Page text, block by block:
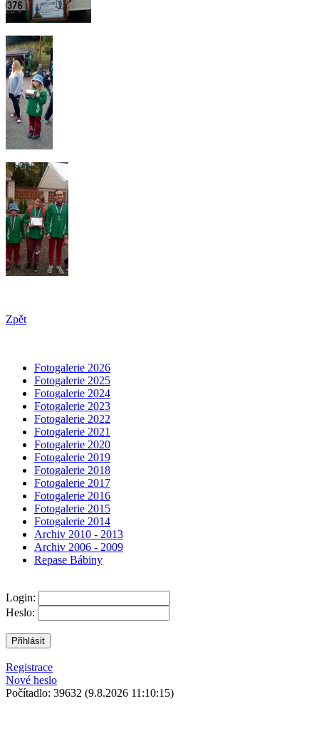
Zpět
Fotogalerie 2026
Fotogalerie 2025
Fotogalerie 2024
Fotogalerie 2023
Fotogalerie 2022
Fotogalerie 2021
Fotogalerie 2020
Fotogalerie 2019
Fotogalerie 2018
Fotogalerie 2017
Fotogalerie 2016
Fotogalerie 2015
Fotogalerie 2014
Archiv 2010 - 2013
Archiv 2006 - 2009
Repase Bábiny
Login:
Heslo:
Registrace
Nové heslo
Počítadlo: 39632 (9.8.2026 11:10:15)